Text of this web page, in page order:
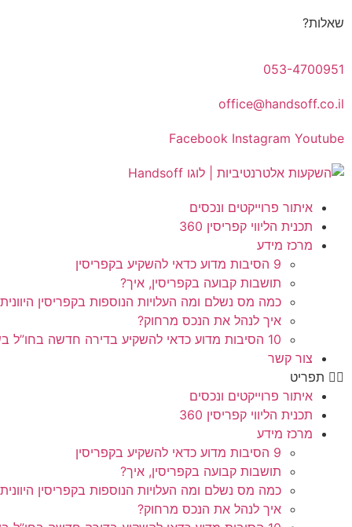
שאלות?
053-4700951
office@handsoff.co.il
Facebook Instagram Youtube
איתור פרוייקטים ונכסים
תכנית הליווי קפריסין 360
מרכז מידע
9 הסיבות מדוע כדאי להשקיע בקפריסין
תושבות קבועה בקפריסין, איך?
כמה מס נשלם ומה העלויות הנוספות בקפריסין
איך לנהל את הנכס מרחוק?
10 הסיבות מדוע כדאי להשקיע בדירה חדשה בחו”ל בשלב הפריסייל
צור קשר
תפריט
איתור פרוייקטים ונכסים
תכנית הליווי קפריסין 360
מרכז מידע
9 הסיבות מדוע כדאי להשקיע בקפריסין
תושבות קבועה בקפריסין, איך?
כמה מס נשלם ומה העלויות הנוספות בקפריסין
איך לנהל את הנכס מרחוק?